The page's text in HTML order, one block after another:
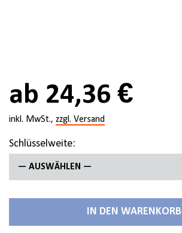
ab 24,36 €
inkl. MwSt., zzgl. Versand
Schlüsselweite:
— AUSWÄHLEN —
IN DEN WARENKORB